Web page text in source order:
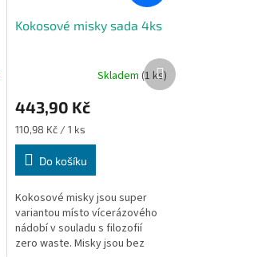
Kokosové misky sada 4ks
produktu
je
5,0
Skladem(1 ks)
443,90 Kč
Měrná
cena:
110,98 Kč / 1 ks
Do košíku
Kokosové misky jsou super
variantou místo vícerázového
nádobí v souladu s filozofií
zero waste. Misky jsou bez
Další
produkt